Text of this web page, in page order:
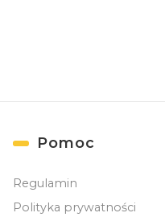
Linki w stopce
Pomoc
Regulamin
Polityka prywatności